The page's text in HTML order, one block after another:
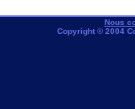
Nous
Copyright © 2004